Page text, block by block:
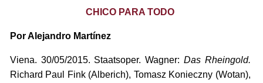
CHICO PARA TODO
Por Alejandro Martínez
Viena. 30/05/2015. Staatsoper. Wagner:Das Rheingold.
Richard Paul Fink (Alberich), Tomasz Konieczny (Wotan),